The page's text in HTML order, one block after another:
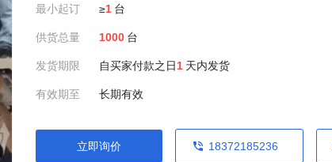
最小起订 ≥1 台
供货总量 1000 台
发货期限 自买家付款之日1 天内发货
有效期至 长期有效
立即询价 18372185236